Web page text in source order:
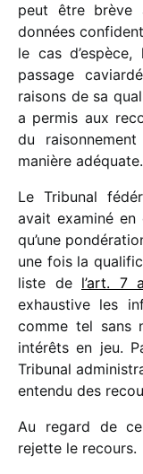
peut être brève
données
le cas
passage
raisons de sa
a permis aux
du
manière adéquate.
Le Tribunal
avait examiné
qu’une
une fois la
liste de l’art. 7
exhaus­tive les
comme tel sans
inté­rêts en jeu.
Tribunal
entendu des
Au regard de
rejette le recours.